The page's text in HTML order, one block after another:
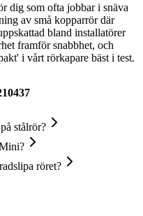
dig som ofta jobbar i snäva
av små kopparrör där
bland installatörer
framför snabbhet, och
i vårt rörkapare bäst i test.
stålrör?
röret?